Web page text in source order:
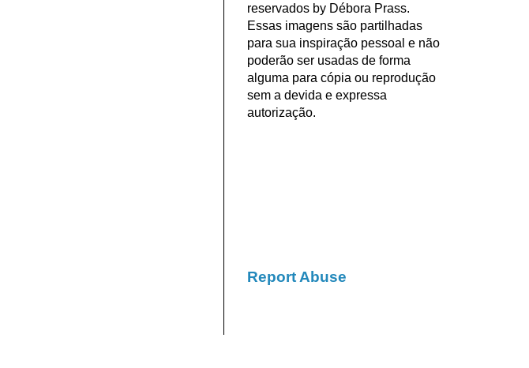
reservados by Débora Prass.
Essas imagens são partilhadas
para sua inspiração pessoal e não
poderão ser usadas de forma
alguma para cópia ou reprodução
sem a devida e expressa
autorização.
Report Abuse